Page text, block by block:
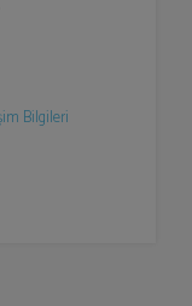
Bilgileri